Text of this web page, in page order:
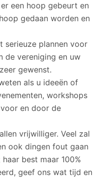
een hoop gebeurt en
gedaan worden en
serieuze plannen voor
de vereniging en uw
gewenst.
als u ideeën of
workshops
en door de
vrijwilliger. Veel zal
ook dingen fout gaan
best maar 100%
geef ons wat tijd en